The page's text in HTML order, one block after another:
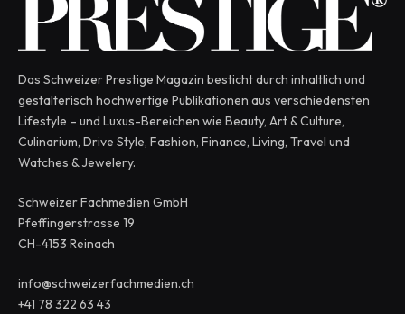
Das Schweizer Prestige Magazin besticht durch inhaltlich und
gestalterisch hochwertige Publikationen aus verschiedensten
Lifestyle – und Luxus-Bereichen wie Beauty, Art & Culture,
Culinarium, Drive Style, Fashion, Finance, Living, Travel und
Watches & Jewelery.
Schweizer Fachmedien GmbH
Pfeffingerstrasse 19
CH-4153 Reinach
info@schweizerfachmedien.ch
+41 78 322 63 43